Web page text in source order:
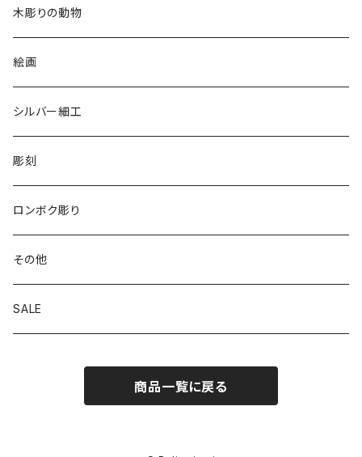
リバーシブル 帽子
リバーシブル エコバッグ
木彫りの動物
絵画
シルバー細工
彫刻
ロンボク彫り
その他
SALE
商品一覧に戻る